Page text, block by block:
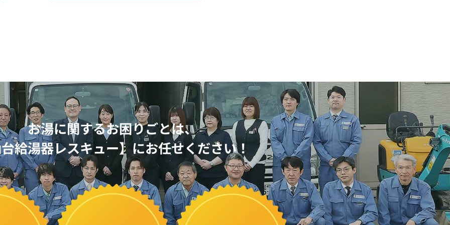
お湯に関するお困りごとは、
給湯器レスキュー】 にお任せください！